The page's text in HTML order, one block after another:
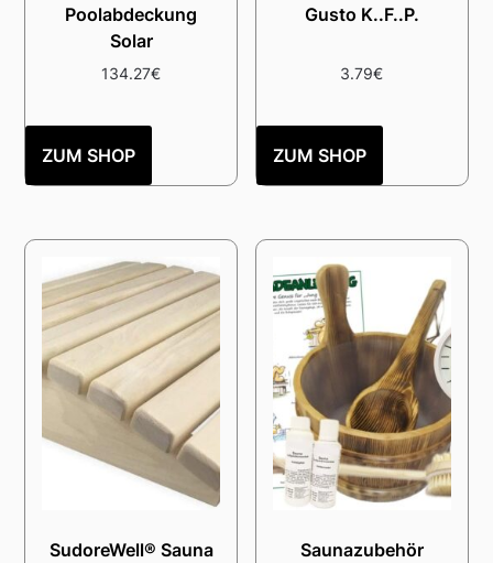
Poolabdeckung
Solar
134.27€
ZUM SHOP
Gusto K..F..P.
3.79€
ZUM SHOP
SudoreWell® Sauna
Saunazubehör